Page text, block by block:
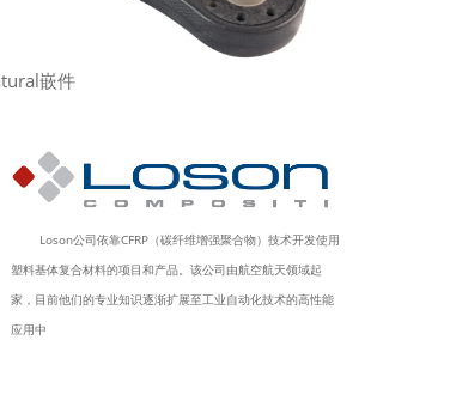
嵌件
Loson公司依靠CFRP（碳纤维增强聚合物）技术开发使用
塑料基体复合材料的项目和产品。该公司由航空航天领域起
家，目前他们的专业知识逐渐扩展至工业自动化技术的高性能
应用中